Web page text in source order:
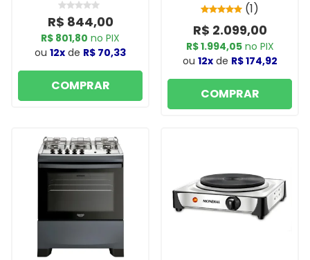
R$ 844,00
R$ 801,80 no PIX
ou 12x de R$ 70,33
COMPRAR
Automatico Preto
(1)
R$ 2.099,00
R$ 1.994,05no PIX
ou 12xde R$ 174,92
COMPRAR